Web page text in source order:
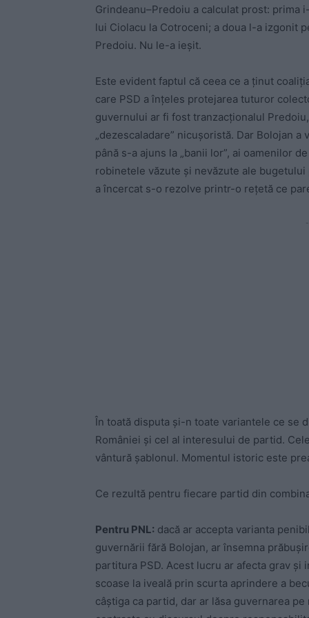
Grindeanu–Predoiu a calculat prost:
lui Ciolacu la Cotroceni; a doua l-a izgonit
Predoiu. Nu le-a ieșit.
Este evident faptul că ceea ce a ținut
care PSD a înțeles protejarea tuturor
guvernului ar fi fost tranzacționalul
„dezescaladare” nicușoristă. Dar Bolojan
până s-a ajuns la „banii lor”, ai oamenilor
robinetele văzute și nevăzute ale
a încercat s-o rezolve printr-o rețetă ce
În toată disputa și-n toate variantele ce se
României și cel al interesului de partid.
vântură șablonul. Momentul istoric este
Ce rezultă pentru fiecare partid din
Pentru PNL: dacă ar accepta varianta
guvernării fără Bolojan, ar însemna
partitura PSD. Acest lucru ar afecta grav
scoase la iveală prin scurta aprindere a
câștiga ca partid, dar ar lăsa guvernarea